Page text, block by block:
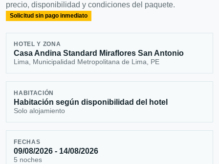
precio, disponibilidad y condiciones del paquete.
Solicitud sin pago inmediato
HOTEL Y ZONA
Casa Andina Standard Miraflores San Antonio
Lima, Municipalidad Metropolitana de Lima, PE
HABITACIÓN
Habitación según disponibilidad del hotel
Solo alojamiento
FECHAS
09/08/2026 - 14/08/2026
5 noches